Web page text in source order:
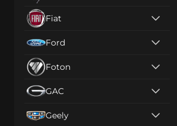
Fiat
Ford
Foton
GAC
Geely